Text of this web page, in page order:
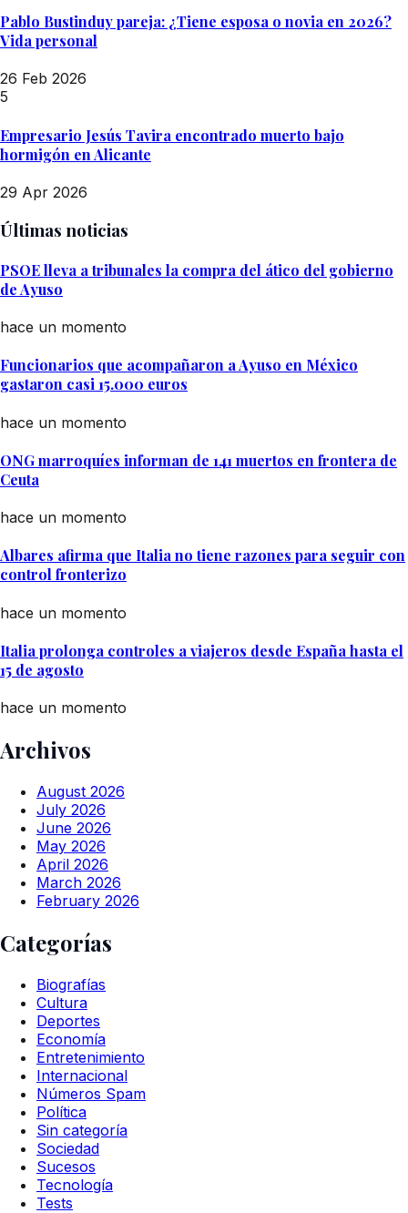
Pablo Bustinduy pareja: ¿Tiene esposa o novia en 2026?
Vida personal
26 Feb 2026
5
Empresario Jesús Tavira encontrado muerto bajo
hormigón en Alicante
29 Apr 2026
Últimas noticias
PSOE lleva a tribunales la compra del ático del gobierno
de Ayuso
hace un momento
Funcionarios que acompañaron a Ayuso en México
gastaron casi 15.000 euros
hace un momento
ONG marroquíes informan de 141 muertos en frontera de
Ceuta
hace un momento
Albares afirma que Italia no tiene razones para seguir con
control fronterizo
hace un momento
Italia prolonga controles a viajeros desde España hasta el
15 de agosto
hace un momento
Archivos
August 2026
July 2026
June 2026
May 2026
April 2026
March 2026
February 2026
Categorías
Biografías
Cultura
Deportes
Economía
Entretenimiento
Internacional
Números Spam
Política
Sin categoría
Sociedad
Sucesos
Tecnología
Tests